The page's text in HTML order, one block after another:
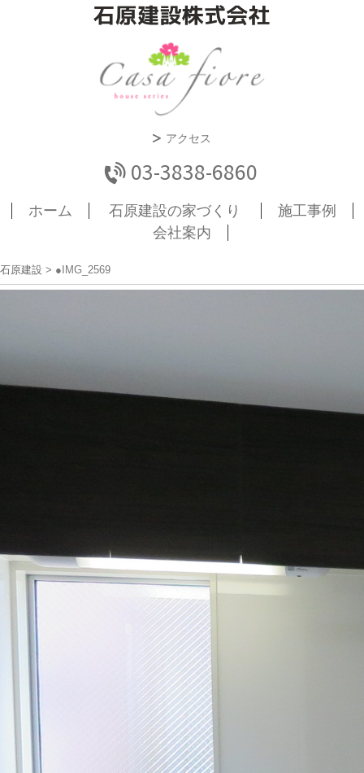
アクセス
03-3838-6860
ホーム 石原建設の家づくり
施工事例
会社案内
石原建設 > ●IMG_2569